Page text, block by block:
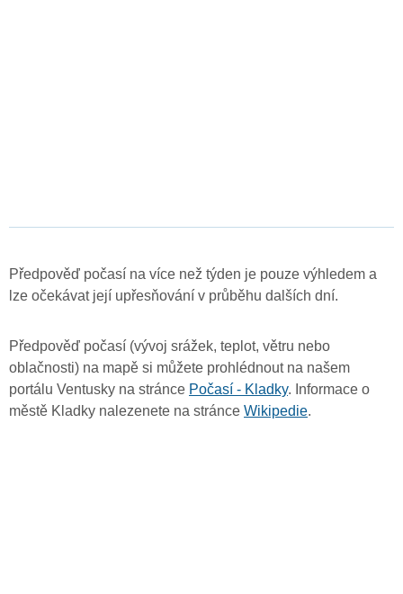
Předpověď počasí na více než týden je pouze výhledem a
lze očekávat její upřesňování v průběhu dalších dní.
Předpověď počasí (vývoj srážek, teplot, větru nebo
oblačnosti) na mapě si můžete prohlédnout na našem
portálu Ventusky na stránce Počasí - Kladky. Informace o
městě Kladky nalezenete na stránce Wikipedie.